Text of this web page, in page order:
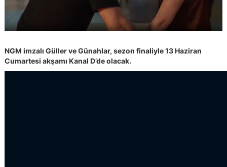
NGM imzalı Güller ve Günahlar, sezon finaliyle 13 Haziran
Cumartesi akşamı Kanal D’de olacak.